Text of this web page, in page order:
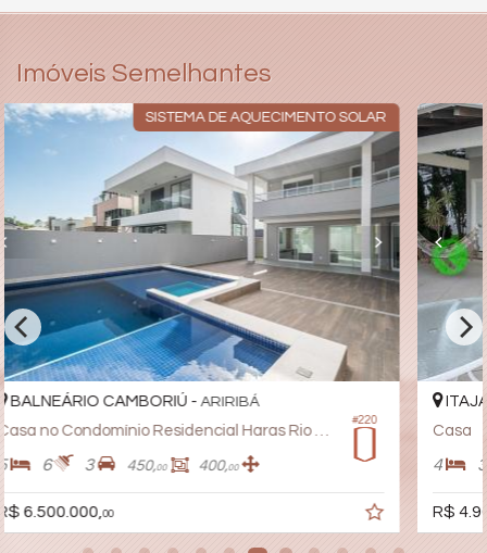
Imóveis Semelhantes
SOLAR
do Ouro
ITAJAÍ -VILA OPERÁRIA
Casa
4 3 3 900,
R$ 4.900.000,